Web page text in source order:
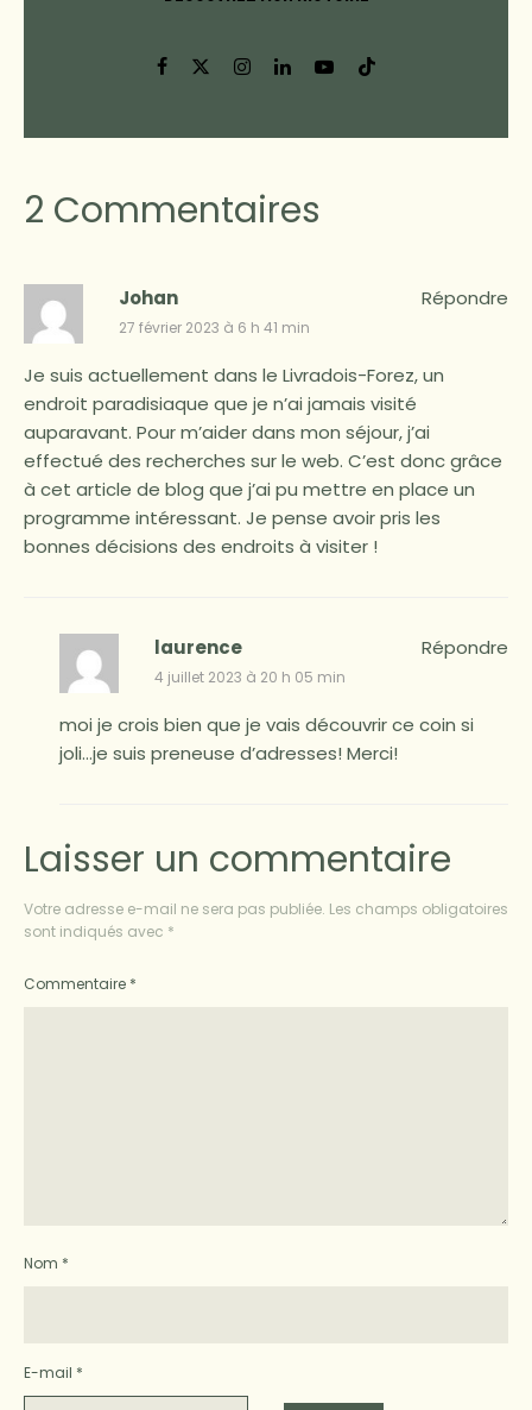
2 Commentaires
Johan
27 février 2023 à 6 h 41 min
Je suis actuellement dans le Livradois-Forez, un
endroit paradisiaque que je n’ai jamais visité
auparavant. Pour m’aider dans mon séjour, j’ai
effectué des recherches sur le web. C’est donc grâce
à cet article de blog que j’ai pu mettre en place un
programme intéressant. Je pense avoir pris les
bonnes décisions des endroits à visiter !
Répondre
laurence
4 juillet 2023 à 20 h 05 min
moi je crois bien que je vais découvrir ce coin si
joli…je suis preneuse d’adresses! Merci!
Répondre
Laisser un commentaire
Votre adresse e-mail ne sera pas publiée. Les champs obligatoires
sont indiqués avec *
Commentaire *
Nom *
E-mail *